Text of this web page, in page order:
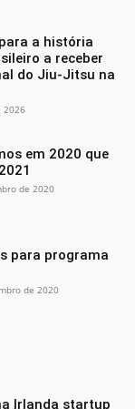
a história
a receber
do Jiu-Jitsu na
2026
em 2020 que
de 2020
para programa
de 2020
Irlanda startup